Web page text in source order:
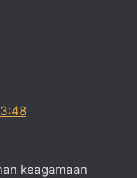
keagamaan